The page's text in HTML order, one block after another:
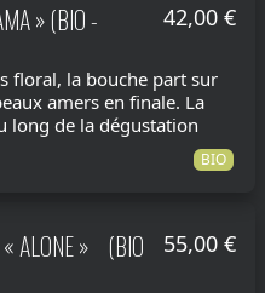
» (BIO -
42,00 €
floral, la bouche part sur
amers en finale. La
long de la dégustation
BIO
ALONE » (BIO
55,00 €